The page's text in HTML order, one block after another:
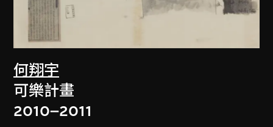
何翔宇
可樂計畫
2010–2011